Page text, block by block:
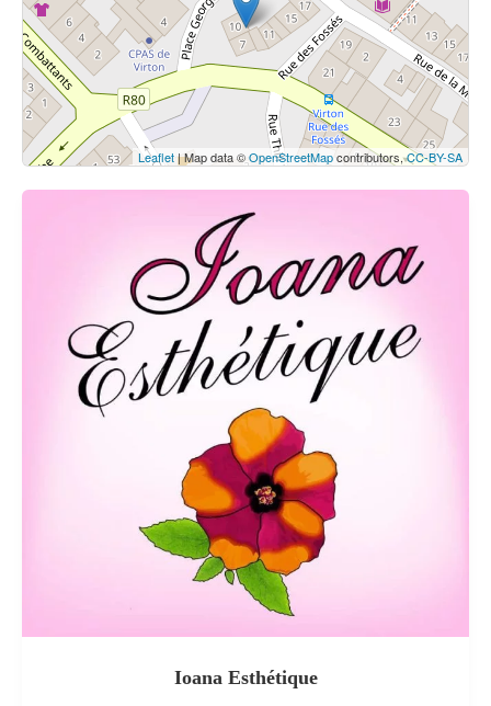
Voir la carte
Leaflet| Map data ©OpenStreetMapcontributors,CC-BY-SA
Ioana Esthétique